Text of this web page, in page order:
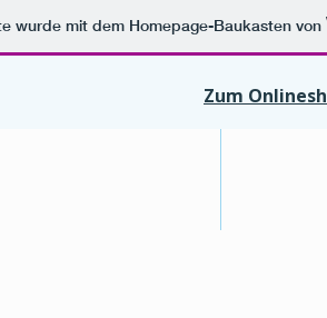
wurde mit dem Homepage-Baukasten von
Zum